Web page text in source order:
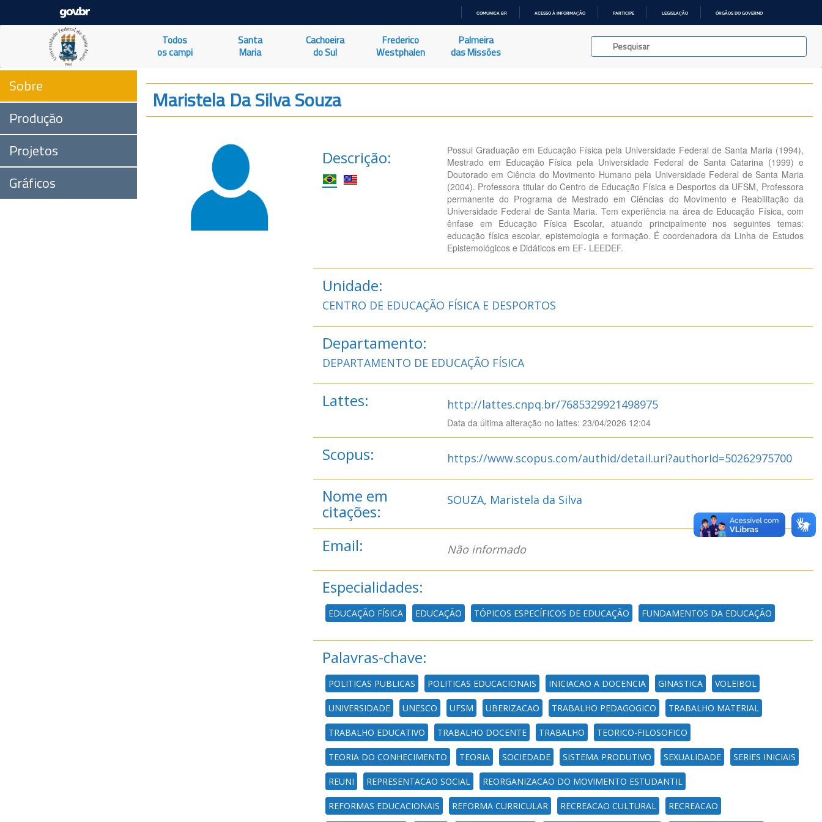
O
COMUNICA BR ACESSO À INFORMAÇÃO PARTICIPE LEGISLAÇÃO ÓRGÃOS DO GOVERNO
Todos
os campi
Santa
Maria
Cachoeira
do Sul
Frederico
Westphalen
Palmeira
das Missões
Sobre
Produção
Projetos
Gráficos
Maristela Da Silva Souza
Descrição:
Possui Graduação em Educação Física pela Universidade Federal de Santa Maria (1994),
Mestrado em Educação Física pela Universidade Federal de Santa Catarina (1999) e
Doutorado em Ciência do Movimento Humano pela Universidade Federal de Santa Maria
(2004). Professora titular do Centro de Educação Física e Desportos da UFSM, Professora
permanente do Programa de Mestrado em Ciências do Movimento e Reabilitação da
Universidade Federal de Santa Maria. Tem experiência na área de Educação Física, com
ênfase em Educação Física Escolar, atuando principalmente nos seguintes temas:
educação física escolar, epistemologia e formação. É coordenadora da Linha de Estudos
Epistemológicos e Didáticos em EF- LEEDEF.
Unidade:
CENTRO DE EDUCAÇÃO FÍSICA E DESPORTOS
Departamento:
DEPARTAMENTO DE EDUCAÇÃO FÍSICA
Lattes: http://lattes.cnpq.br/7685329921498975
Data da última alteração no lattes: 23/04/2026 12:04
Scopus: https://www.scopus.com/authid/detail.uri?authorId=50262975700
Nome em
citações:
SOUZA, Maristela da Silva
Email: Não informado
Especialidades:
EDUCAÇÃO FÍSICA EDUCAÇÃO TÓPICOS ESPECÍFICOS DE EDUCAÇÃO FUNDAMENTOS DA EDUCAÇÃO
Palavras-chave:
POLITICAS PUBLICAS POLITICAS EDUCACIONAIS INICIACAO A DOCENCIA GINASTICA VOLEIBOL
UNIVERSIDADE UNESCO UFSM UBERIZACAO TRABALHO PEDAGOGICO TRABALHO MATERIAL
TRABALHO EDUCATIVO TRABALHO DOCENTE TRABALHO TEORICO-FILOSOFICO
TEORIA DO CONHECIMENTO TEORIA SOCIEDADE SISTEMA PRODUTIVO SEXUALIDADE SERIES INICIAIS
REUNI REPRESENTACAO SOCIAL REORGANIZACAO DO MOVIMENTO ESTUDANTIL
REFORMAS EDUCACIONAIS REFORMA CURRICULAR RECREACAO CULTURAL RECREACAO